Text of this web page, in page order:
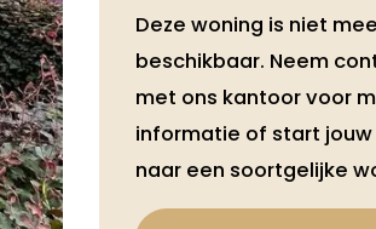
Deze woning is niet
beschikbaar. Neem
met ons kantoor voor
informatie of start
naar een soortgelijke